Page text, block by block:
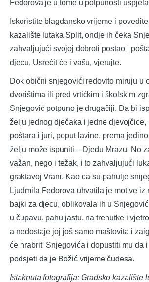
Fedorova je u tome u potpunosti
Iskoristite blagdansko vrijeme i
kazalište lutaka Split, ondje ih čeka
zahvaljujući svojoj dobroti postao i
djecu. Usrećit će i vašu, vjerujte.
Dok obični snjegovići redovito miruju u
dvorištima ili pred vrtićkim i školskim
Snjegović potpuno je drugačiji. Da bi
želju jednog dječaka i jedne djevojčice,
poštara i juri, poput lavine, prema
želju može ispuniti – Djedu Mrazu. No
važan, nego i težak, i to zahvaljujući
graktavoj Vrani. Kao da su pahulje
Ljudmila Fedorova uhvatila je motive iz
bajki za djecu, oblikovala ih u
u čupavu, pahuljastu, na trenutke i
a nedostaje joj još samo maštovita i
će hrabriti Snjegovića i dopustiti mu da
podsjeti da je Božić vrijeme čudesa.
Istaknuta fotografija: Gradsko kazalište